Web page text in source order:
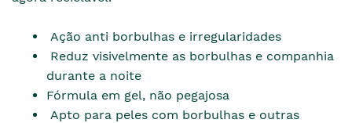
Ação anti borbulhas e irregularidades
Reduz visivelmente as borbulhas e companhia
durante a noite
Fórmula em gel, não pegajosa
Apto para peles com borbulhas e outras